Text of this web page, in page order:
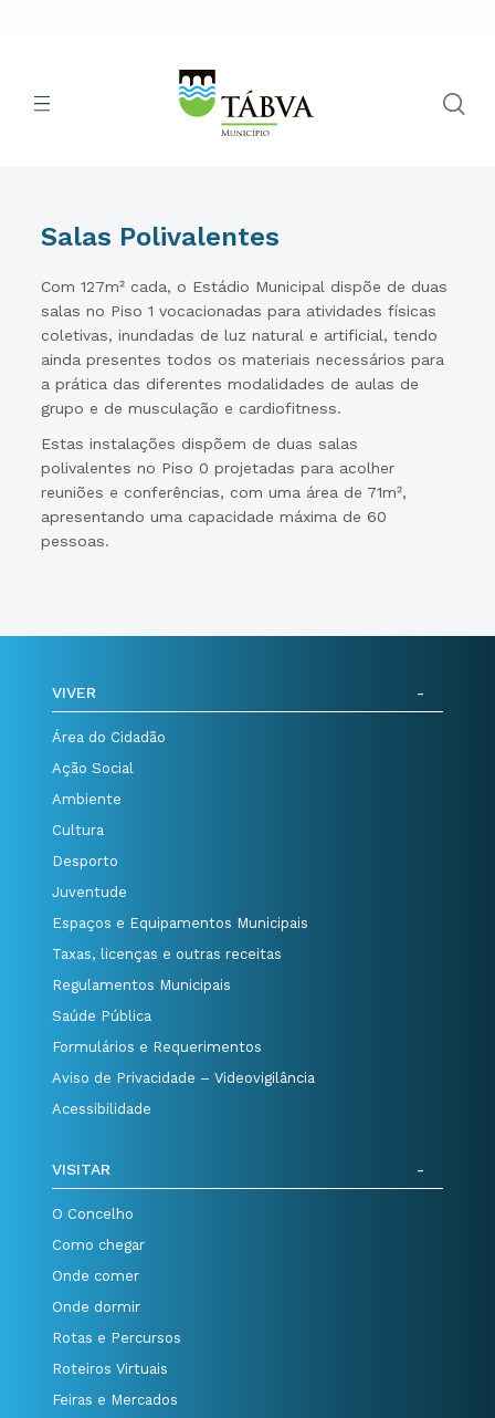
Salas Polivalentes
Com 127m² cada, o Estádio Municipal dispõe de duas
salas no Piso 1 vocacionadas para atividades físicas
coletivas, inundadas de luz natural e artificial, tendo
ainda presentes todos os materiais necessários para
a prática das diferentes modalidades de aulas de
grupo e de musculação e cardiofitness.
Estas instalações dispõem de duas salas
polivalentes no Piso 0 projetadas para acolher
reuniões e conferências, com uma área de 71m²,
apresentando uma capacidade máxima de 60
pessoas.
VIVER
Área do Cidadão
Ação Social
Ambiente
Cultura
Desporto
Juventude
Espaços e Equipamentos Municipais
Taxas, licenças e outras receitas
Regulamentos Municipais
Saúde Pública
Formulários e Requerimentos
Aviso de Privacidade – Videovigilância
Acessibilidade
VISITAR
O Concelho
Como chegar
Onde comer
Onde dormir
Rotas e Percursos
Roteiros Virtuais
Feiras e Mercados